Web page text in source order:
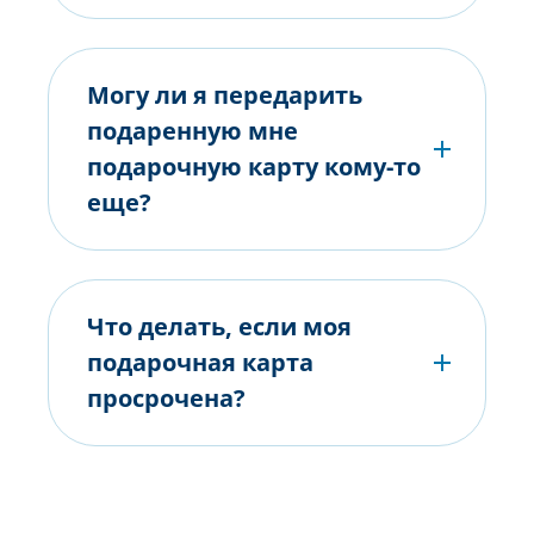
Могу ли я передарить
подаренную мне
подарочную карту кому-то
еще?
Что делать, если моя
подарочная карта
просрочена?